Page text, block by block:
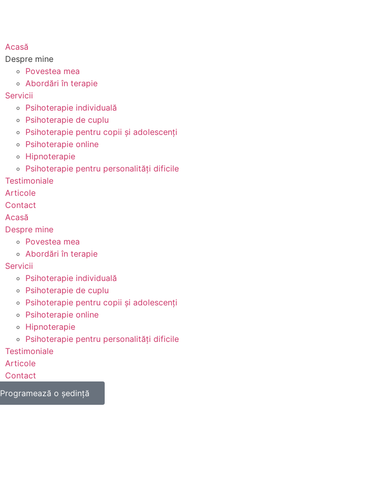
Acasă
Despre mine
Povestea mea
Abordări în terapie
Servicii
Psihoterapie individuală
Psihoterapie de cuplu
Psihoterapie pentru copii și adolescenți
Psihoterapie online
Hipnoterapie
Psihoterapie pentru personalități dificile
Testimoniale
Articole
Contact
Acasă
Despre mine
Povestea mea
Abordări în terapie
Servicii
Psihoterapie individuală
Psihoterapie de cuplu
Psihoterapie pentru copii și adolescenți
Psihoterapie online
Hipnoterapie
Psihoterapie pentru personalități dificile
Testimoniale
Articole
Contact
Programează o ședință